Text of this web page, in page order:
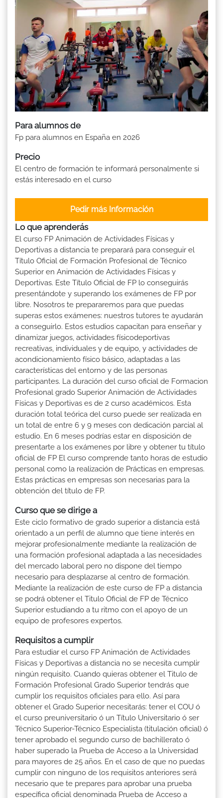
Para alumnos de
Fp para alumnos en España en 2026
Precio
El centro de formación te informará personalmente si
estás interesado en el curso
Pedir más Información
Lo que aprenderás
El curso FP Animación de Actividades Físicas y
Deportivas a distancia te preparará para conseguir el
Título Oficial de Formación Profesional de Técnico
Superior en Animación de Actividades Físicas y
Deportivas. Este Título Oficial de FP lo conseguirás
presentándote y superando los exámenes de FP por
libre. Nosotros te prepararemos para que puedas
superas estos exámenes: nuestros tutores te ayudarán
a conseguirlo. Estos estudios capacitan para enseñar y
dinamizar juegos, actividades físicodeportivas
recreativas, individuales y de equipo, y actividades de
acondicionamiento físico básico, adaptadas a las
características del entorno y de las personas
participantes. La duración del curso oficial de Formacion
Profesional grado Superior Animación de Actividades
Físicas y Deportivas es de 2 curso académicos. Esta
duración total teórica del curso puede ser realizada en
un total de entre 6 y 9 meses con dedicación parcial al
estudio. En 6 meses podrías estar en disposición de
presentarte a los exámenes por libre y obtener tu título
oficial de FP El curso comprende tanto horas de estudio
personal como la realización de Prácticas en empresas.
Estas prácticas en empresas son necesarias para la
obtención del título de FP.
Curso que se dirige a
Este ciclo formativo de grado superior a distancia está
orientado a un perfil de alumno que tiene interés en
mejorar profesionalmente mediante la realización de
una formación profesional adaptada a las necesidades
del mercado laboral pero no dispone del tiempo
necesario para desplazarse al centro de formación.
Mediante la realización de este curso de FP a distancia
se podrá obtener el Titulo Oficial de FP de Técnico
Superior estudiando a tu ritmo con el apoyo de un
equipo de profesores expertos.
Requisitos a cumplir
Para estudiar el curso FP Animación de Actividades
Físicas y Deportivas a distancia no se necesita cumplir
ningún requisito. Cuando quieras obtener el Titulo de
Formación Profesional Grado Superior tendrás que
cumplir los requisitos oficiales para ello. Así para
obtener el Grado Superior necesitarás: tener el COU ó
el curso preuniversitario ó un Título Universitario ó ser
Técnico Superior-Técnico Especialista (titulación oficial) ó
tener aprobado el segundo curso de bachillerato ó
haber superado la Prueba de Acceso a la Universidad
para mayores de 25 años. En el caso de que no puedas
cumplir con ninguno de los requisitos anteriores será
necesario que te prepares para aprobar una prueba
específica oficial denominada Prueba de Acceso a